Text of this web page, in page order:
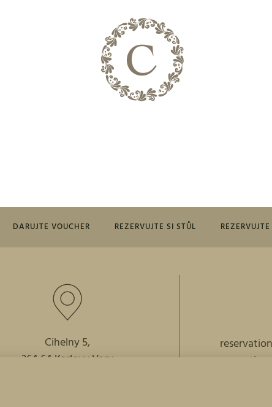
DARUJTE VOUCHER REZERVUJTE SI STŮL
Cihelny 5,
364 64 Karlovy Vary